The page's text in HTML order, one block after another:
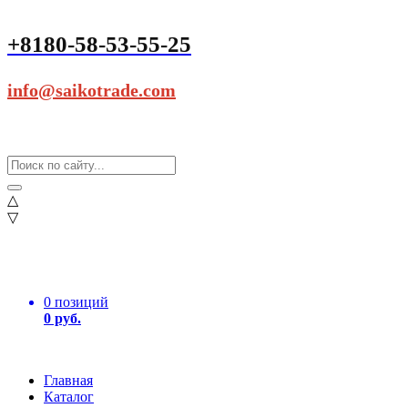
+8180-58-53-55-25
info@saikotrade.com
△
▽
0 позиций
0 руб.
Главная
Каталог